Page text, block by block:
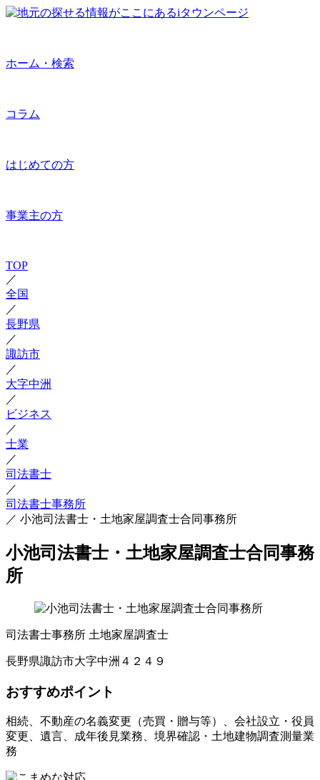
ホーム・検索
コラム
はじめての方
事業主の方
TOP
／
全国
／
長野県
／
諏訪市
／
大字中洲
／
ビジネス
／
士業
／
司法書士
／
司法書士事務所
／ 小池司法書士・土地家屋調査士合同事務所
小池司法書士・土地家屋調査士合同事務
所
司法書士事務所 土地家屋調査士
長野県諏訪市大字中洲４２４９
おすすめポイント
相続、不動産の名義変更（売買・贈与等）、会社設立・役員
変更、遺言、成年後見業務、境界確認・土地建物調査測量業
務